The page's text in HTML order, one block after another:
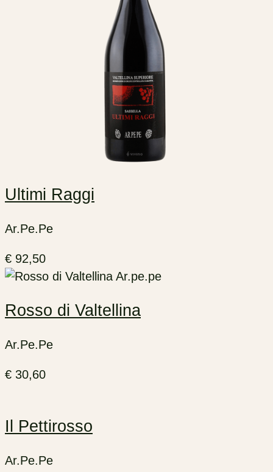
Ultimi Raggi
Ar.Pe.Pe
€ 92,50
Rosso di Valtellina
Ar.Pe.Pe
€ 30,60
Il Pettirosso
Ar.Pe.Pe